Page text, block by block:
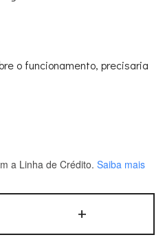
o funcionamento, precisaria
a Linha de Crédito. Saiba mais
645
+